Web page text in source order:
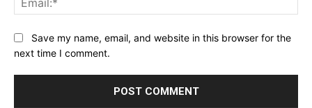
Website:Save my name, email, and website in this browser for the
next time I comment.